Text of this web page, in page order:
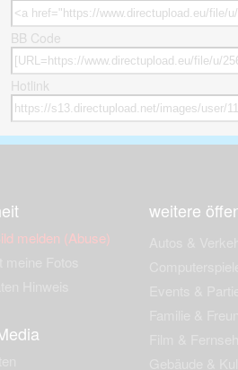
BB Code
Hotlink
melden (Abuse)
weitere